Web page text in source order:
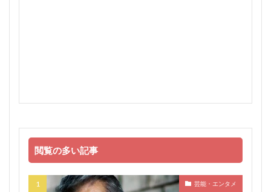
閲覧の多い記事
芸能・エンタメ